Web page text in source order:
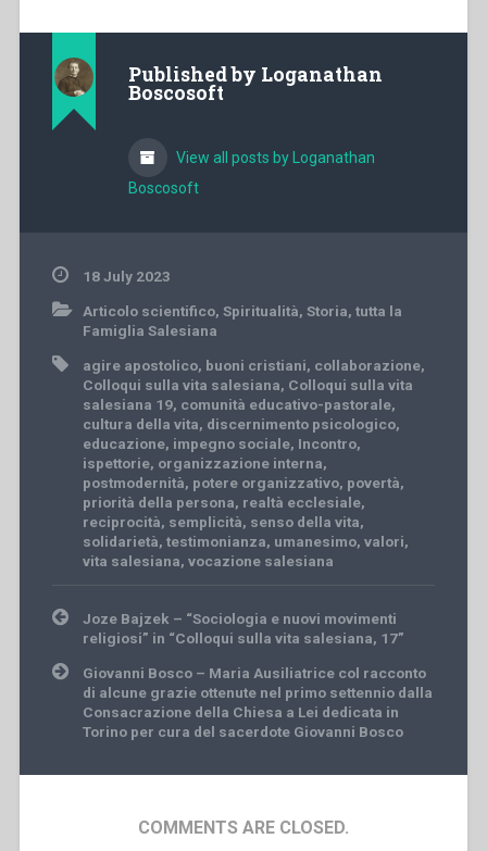
Published by Loganathan
Boscosoft
View all posts by Loganathan
Boscosoft
18 July 2023
Articolo scientifico, Spiritualità, Storia, tutta la
Famiglia Salesiana
agire apostolico, buoni cristiani, collaborazione,
Colloqui sulla vita salesiana, Colloqui sulla vita
salesiana 19, comunità educativo-pastorale,
cultura della vita, discernimento psicologico,
educazione, impegno sociale, Incontro,
ispettorie, organizzazione interna,
postmodernità, potere organizzativo, povertà,
priorità della persona, realtà ecclesiale,
reciprocità, semplicità, senso della vita,
solidarietà, testimonianza, umanesimo, valori,
vita salesiana, vocazione salesiana
Post
navigation
Joze Bajzek – “Sociologia e nuovi movimenti
religiosi” in “Colloqui sulla vita salesiana, 17”
Giovanni Bosco – Maria Ausiliatrice col racconto
di alcune grazie ottenute nel primo settennio dalla
Consacrazione della Chiesa a Lei dedicata in
Torino per cura del sacerdote Giovanni Bosco
COMMENTS ARE CLOSED.